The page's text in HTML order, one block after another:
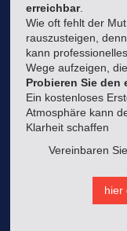
erreichbar.
Wie oft fehlt der
rauszusteigen,
kann
Wege aufzeigen,
Probieren Sie den
Ein kostenloses
Atmosphäre kann
Klarheit schaffen
Vereinbaren
hier